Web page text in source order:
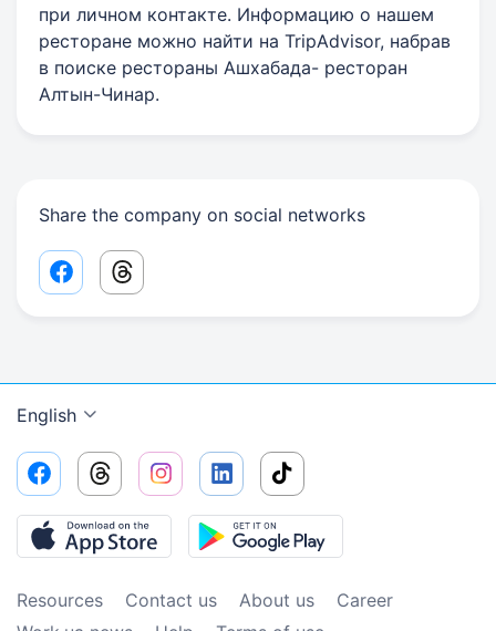
при личном контакте. Информацию о нашем
ресторане можно найти на TripАdvisor, набрав
в поиске рестораны Ашхабада- ресторан
Алтын-Чинар.
Share the company on social networks
Facebook share link
Threads share link
English
Resources Contact us About us
Сareer